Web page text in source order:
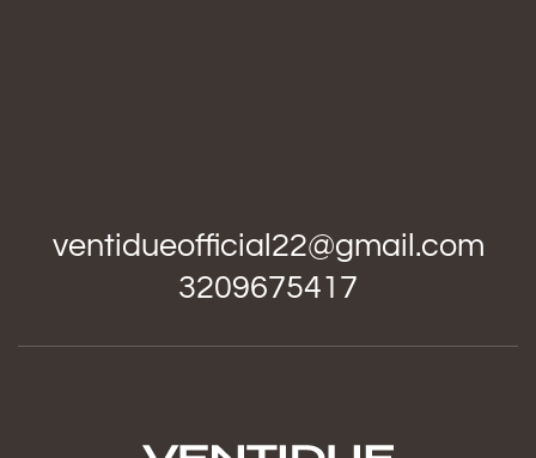
ventidueofficial22@gmail.com
3209675417